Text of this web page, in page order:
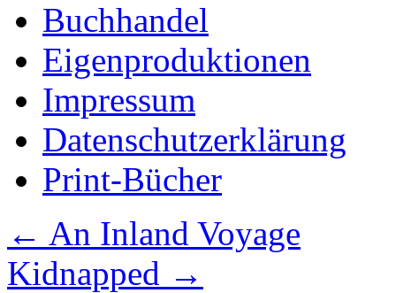
Buchhandel
Eigenproduktionen
Impressum
Datenschutzerklärung
Print-Bücher
← An Inland Voyage
Kidnapped →